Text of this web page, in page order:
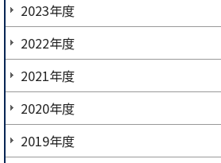
2023年度
2022年度
2021年度
2020年度
2019年度